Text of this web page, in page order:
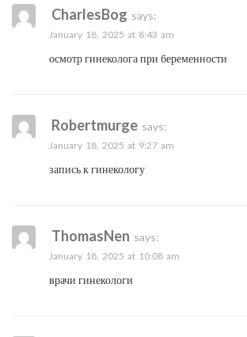
CharlesBog says:
January 18, 2025 at 8:43 am
осмотр гинеколога при беременности
Robertmurge says:
January 18, 2025 at 9:27 am
запись к гинекологу
ThomasNen says:
January 18, 2025 at 10:08 am
врачи гинекологи